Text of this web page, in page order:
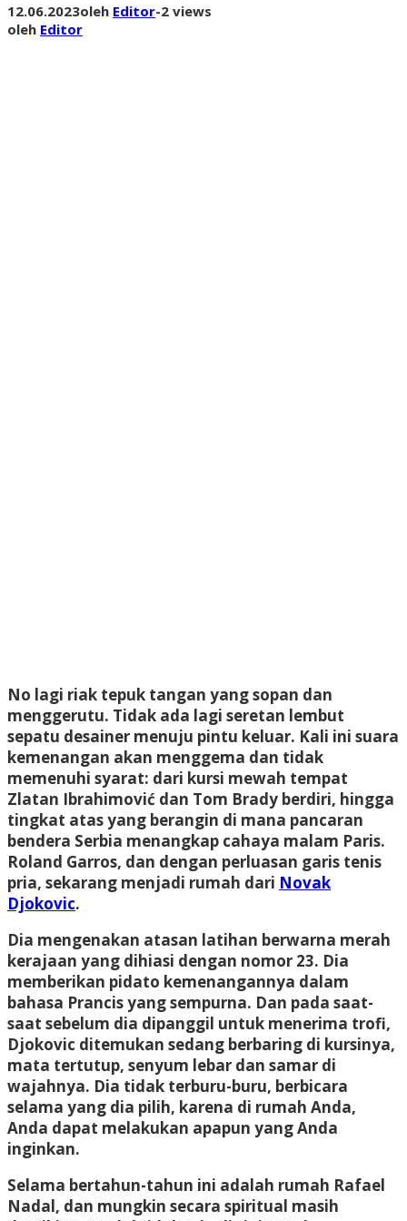
12.06.2023oleh Editor-2 views
oleh Editor
No lagi riak tepuk tangan yang sopan dan
menggerutu. Tidak ada lagi seretan lembut
sepatu desainer menuju pintu keluar. Kali ini suara
kemenangan akan menggema dan tidak
memenuhi syarat: dari kursi mewah tempat
Zlatan Ibrahimović dan Tom Brady berdiri, hingga
tingkat atas yang berangin di mana pancaran
bendera Serbia menangkap cahaya malam Paris.
Roland Garros, dan dengan perluasan garis tenis
pria, sekarang menjadi rumah dari Novak
Djokovic.
Dia mengenakan atasan latihan berwarna merah
kerajaan yang dihiasi dengan nomor 23. Dia
memberikan pidato kemenangannya dalam
bahasa Prancis yang sempurna. Dan pada saat-
saat sebelum dia dipanggil untuk menerima trofi,
Djokovic ditemukan sedang berbaring di kursinya,
mata tertutup, senyum lebar dan samar di
wajahnya. Dia tidak terburu-buru, berbicara
selama yang dia pilih, karena di rumah Anda,
Anda dapat melakukan apapun yang Anda
inginkan.
Selama bertahun-tahun ini adalah rumah Rafael
Nadal, dan mungkin secara spiritual masih